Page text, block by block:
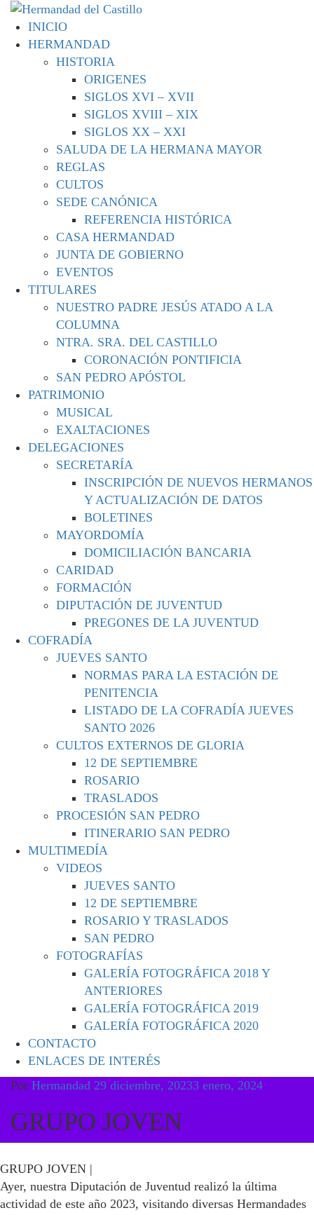
contenido
Antigua, Fervorosa y Venerable Hermandad y Cofradía de
Nuestro Padre Jesús Atado a la Columna, Nuestra Señora
del Castillo Coronada, Patrona y Alcaldesa Honoraria
Perpetua de Lebrija y San Pedro Apostol.
Menú
principal
INICIO
HERMANDAD
HISTORIA
ORIGENES
SIGLOS XVI – XVII
SIGLOS XVIII – XIX
SIGLOS XX – XXI
SALUDA DE LA HERMANA MAYOR
REGLAS
CULTOS
SEDE CANÓNICA
REFERENCIA HISTÓRICA
CASA HERMANDAD
JUNTA DE GOBIERNO
EVENTOS
TITULARES
NUESTRO PADRE JESÚS ATADO A LA
COLUMNA
NTRA. SRA. DEL CASTILLO
CORONACIÓN PONTIFICIA
SAN PEDRO APÓSTOL
PATRIMONIO
MUSICAL
EXALTACIONES
DELEGACIONES
SECRETARÍA
INSCRIPCIÓN DE NUEVOS HERMANOS
Y ACTUALIZACIÓN DE DATOS
BOLETINES
MAYORDOMÍA
DOMICILIACIÓN BANCARIA
CARIDAD
FORMACIÓN
DIPUTACIÓN DE JUVENTUD
PREGONES DE LA JUVENTUD
COFRADÍA
JUEVES SANTO
NORMAS PARA LA ESTACIÓN DE
PENITENCIA
LISTADO DE LA COFRADÍA JUEVES
SANTO 2026
CULTOS EXTERNOS DE GLORIA
12 DE SEPTIEMBRE
ROSARIO
TRASLADOS
PROCESIÓN SAN PEDRO
ITINERARIO SAN PEDRO
MULTIMEDÍA
VIDEOS
JUEVES SANTO
12 DE SEPTIEMBRE
ROSARIO Y TRASLADOS
SAN PEDRO
FOTOGRAFÍAS
GALERÍA FOTOGRÁFICA 2018 Y
ANTERIORES
GALERÍA FOTOGRÁFICA 2019
GALERÍA FOTOGRÁFICA 2020
CONTACTO
ENLACES DE INTERÉS
Por Hermandad 29 diciembre, 20233 enero, 2024
GRUPO JOVEN
GRUPO JOVEN |
Ayer, nuestra Diputación de Juventud realizó la última
actividad de este año 2023, visitando diversas Hermandades